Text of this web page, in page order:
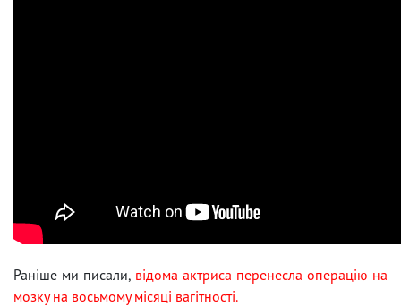
Раніше ми писали, відома актриса перенесла операцію на
мозку на восьмому місяці вагітності.